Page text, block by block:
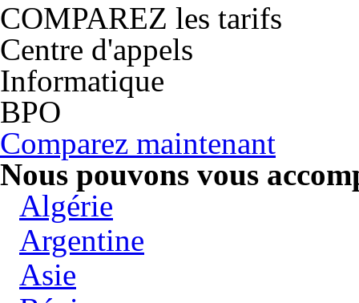
COMPAREZ les tarifs
Centre d'appels
Informatique
BPO
Comparez maintenant
Nous pouvons vous
Algérie
Argentine
Asie